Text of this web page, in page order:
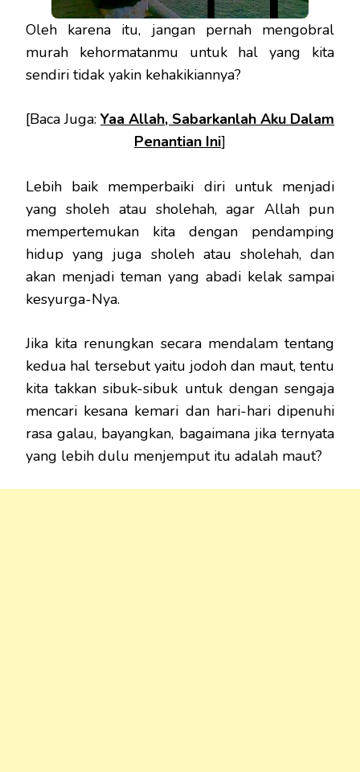
Oleh karena itu, jangan pernah mengobral
murah kehormatanmu untuk hal yang kita
sendiri tidak yakin kehakikiannya?
[Baca Juga: Yaa Allah, Sabarkanlah Aku Dalam
Penantian Ini]
Lebih baik memperbaiki diri untuk menjadi
yang sholeh atau sholehah, agar Allah pun
mempertemukan kita dengan pendamping
hidup yang juga sholeh atau sholehah, dan
akan menjadi teman yang abadi kelak sampai
kesyurga-Nya.
Jika kita renungkan secara mendalam tentang
kedua hal tersebut yaitu jodoh dan maut, tentu
kita takkan sibuk-sibuk untuk dengan sengaja
mencari kesana kemari dan hari-hari dipenuhi
rasa galau, bayangkan, bagaimana jika ternyata
yang lebih dulu menjemput itu adalah maut?